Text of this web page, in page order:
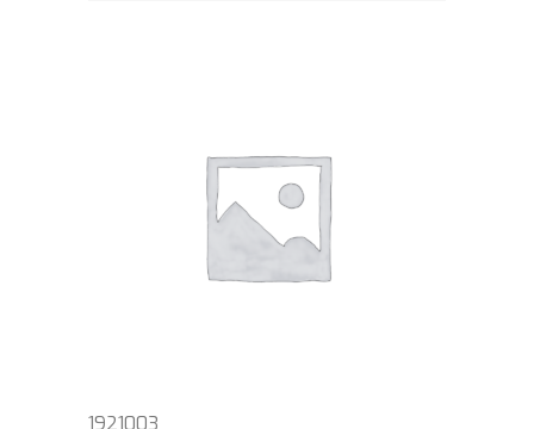
1921003